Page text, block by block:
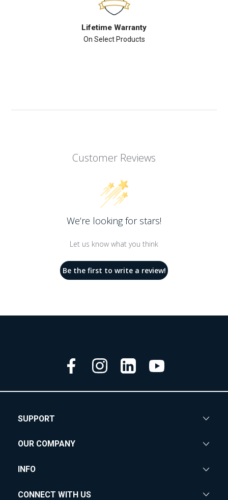
Lifetime Warranty
On Select Products
Customer Reviews
We’re looking for stars!
Let us know what you think
Be the first to write a review!
SUPPORT
OUR COMPANY
INFO
CONNECT WITH US